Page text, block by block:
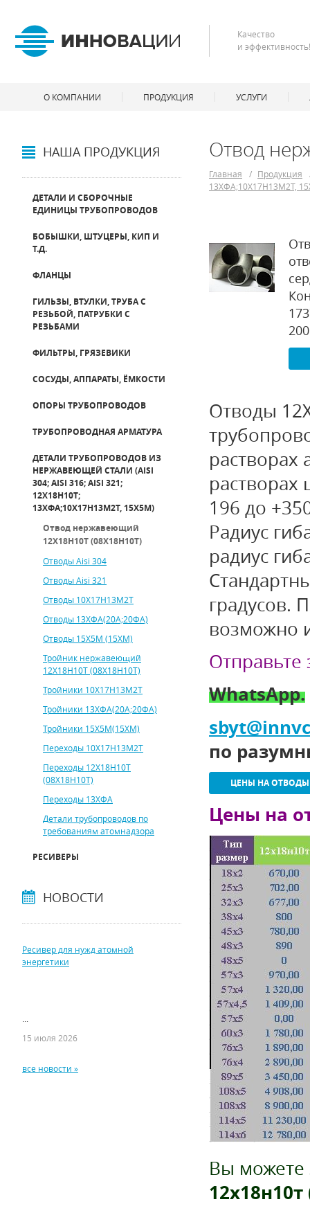
НАША ПРОДУКЦИЯ
ДЕТАЛИ И СБОРОЧНЫЕ
ЕДИНИЦЫ ТРУБОПРОВОДОВ
БОБЫШКИ, ШТУЦЕРЫ, КИП И
Т.Д.
ФЛАНЦЫ
ГИЛЬЗЫ, ВТУЛКИ, ТРУБА С
РЕЗЬБОЙ, ПАТРУБКИ С
РЕЗЬБАМИ
ФИЛЬТРЫ, ГРЯЗЕВИКИ
СОСУДЫ, АППАРАТЫ, ЁМКОСТИ
ОПОРЫ ТРУБОПРОВОДОВ
ТРУБОПРОВОДНАЯ АРМАТУРА
ДЕТАЛИ ТРУБОПРОВОДОВ ИЗ
НЕРЖАВЕЮЩЕЙ СТАЛИ (AISI
304; AISI 316; AISI 321;
12Х18Н10Т;
13ХФА;10Х17Н13М2Т, 15Х5М)
Отвод нержавеющий
12Х18Н10Т (08Х18Н10Т)
Отводы Aisi 304
Отводы Aisi 321
Отводы 10Х17Н13М2Т
Отводы 13ХФА(20А;20ФА)
Отводы 15Х5М (15ХМ)
Тройник нержавеющий
12Х18Н10Т (08Х18Н10Т)
Тройники 10Х17Н13М2Т
Тройники 13ХФА(20А;20ФА)
Тройники 15Х5М(15ХМ)
Переходы 10Х17Н13М2Т
Переходы 12Х18Н10Т
(08Х18Н10Т)
Переходы 13ХФА
Детали трубопроводов по
требованиям атомнадзора
РЕСИВЕРЫ
НОВОСТИ
Ресивер для нужд атомной
энергетики
15 июля 2026
все новости »
Отвод
Главная / Продукция
13ХФА;10Х17Н13М2Т,
Отводы
растворах
196 до
Радиус
радиус
градусов.
возможно
WhatsApp.
sbyt@
по
ЦЕНЫ НА ОТВОДЫ
Цены на
Вы можете
12х18н10т
Качество
и эффективность!
О КОМПАНИИ ПРОДУКЦИЯ УСЛУГИ